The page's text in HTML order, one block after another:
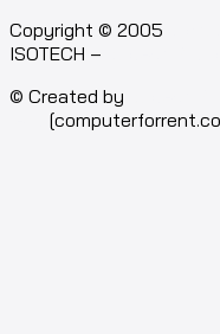
Copyright © 2005
ISOTECH –
© Created by